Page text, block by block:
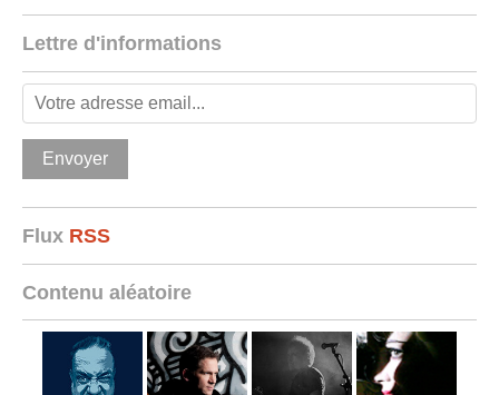
Lettre d'informations
Flux RSS
Contenu aléatoire